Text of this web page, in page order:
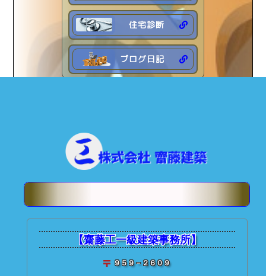
住宅診断
ブログ日記
■ 投稿記事検索
★ 齋藤建築【個別投稿
【齋藤工一級建築事務所】
９５９－２６０９